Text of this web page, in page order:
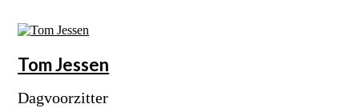
TomJessen
Dagvoorzitter